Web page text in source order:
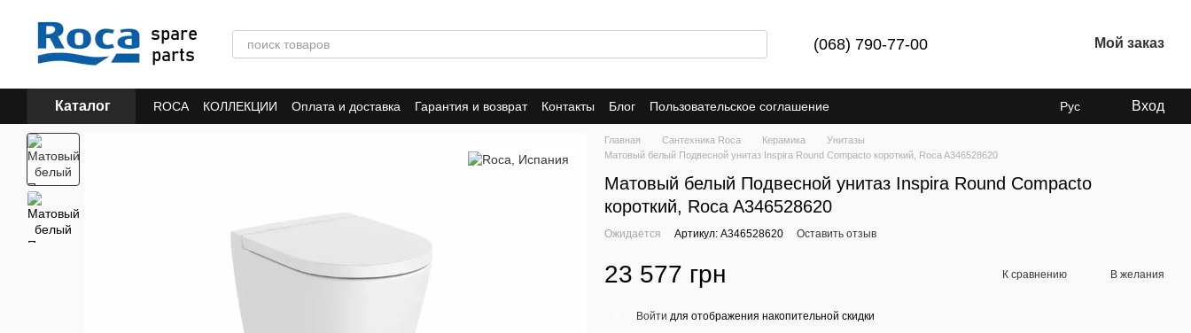
(068) 790-77-00 Мой заказ
Каталог ROCA КОЛЛЕКЦИИ Оплата и доставка Гарантия и возврат Контакты Блог Пользовательское соглашение Рус Вход
Главная Сантехника Roca Керамика
Унитазы
Матовый белый Подвесной унитаз Inspira Round Compacto короткий, Roca A346528620
Матовый белый Подвесной унитаз Inspira Round Compacto
короткий, Roca A346528620
Ожидается Артикул: A346528620 Оставить отзыв
23 577 грн К сравнению В желания
Войти для отображения накопительной скидки